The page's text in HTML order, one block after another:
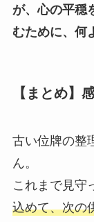
が、心の平穏
むために、何
【まとめ】
古い位牌の整
ん。
これまで見守
込めて、次の